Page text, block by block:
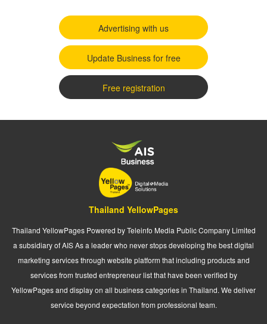
Advertising with us
Update Business for free
Free registration
Thailand YellowPages
Thailand YellowPages Powered by Teleinfo Media Public Company Limited
a subsidiary of AIS As a leader who never stops developing the best digital
marketing services through website platform that including products and
services from trusted entrepreneur list that have been verified by
YellowPages and display on all business categories in Thailand. We deliver
service beyond expectation from professional team.